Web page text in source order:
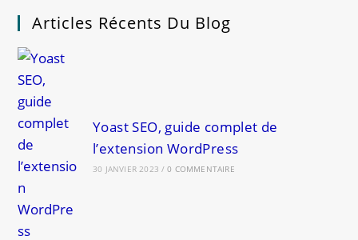
Articles Récents Du Blog
Yoast SEO, guide complet de
l’extension WordPress
30 JANVIER 2023 / 0 COMMENTAIRE